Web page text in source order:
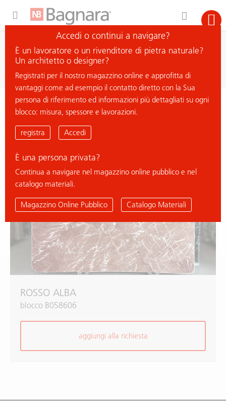
cerca materiale
< ritorna all'elenco
ROSSO ALBA
ROSSO ALBA
blocco B058606
aggiungi alla richiesta
Accedi o continui a navigare?
È un lavoratore o un rivenditore di pietra naturale?
Un architetto o designer?
Registrati per il nostro magazzino online e approfitta di
vantaggi come ad esempio il contatto diretto con la Sua
persona di riferimento ed informazioni più dettagliati su ogni
blocco: misura, spessore e lavorazioni.
registra Accedi
È una persona privata?
Continua a navigare nel magazzino online pubblico e nel
catalogo materiali.
Magazzino Online Pubblico Catalogo Materiali